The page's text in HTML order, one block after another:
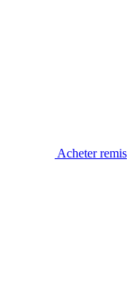
Acheter remis